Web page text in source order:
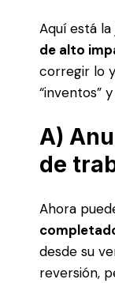
Aquí está
de alto
corregir lo
“inventos”
A)
de
Ahora
desde su
reversión,